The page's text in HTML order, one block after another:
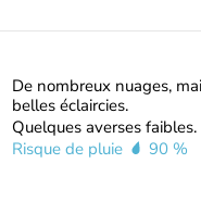
De nombreux nuages,
belles éclaircies.
Quelques averses faibles.
Risque de pluie
90 %